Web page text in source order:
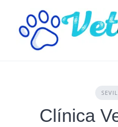
content
Clínica